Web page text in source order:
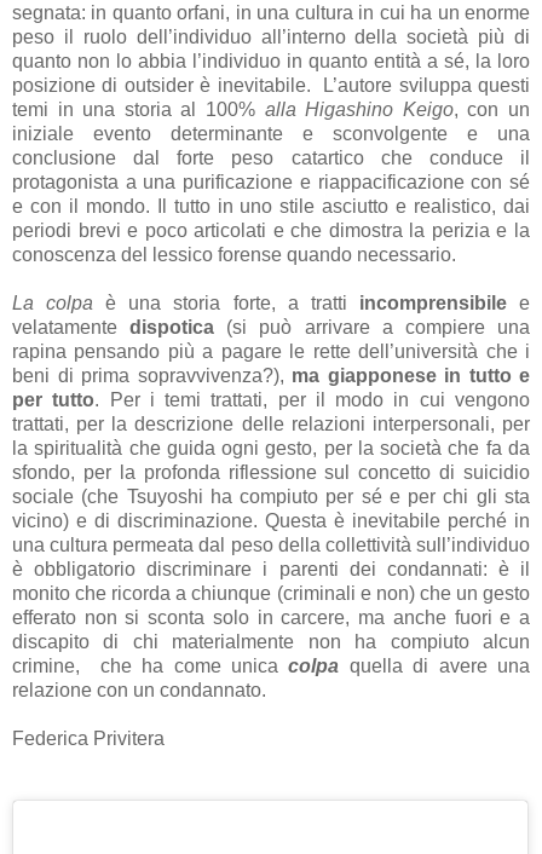
segnata: in quanto orfani, in una cultura in cui ha un enorme
peso il ruolo dell’individuo all’interno della società più di
quanto non lo abbia l’individuo in quanto entità a sé, la loro
posizione di outsider è inevitabile. L’autore sviluppa questi
temi in una storia al 100% alla Higashino Keigo, con un
iniziale evento determinante e sconvolgente e una
conclusione dal forte peso catartico che conduce il
protagonista a una purificazione e riappacificazione con sé
e con il mondo. Il tutto in uno stile asciutto e realistico, dai
periodi brevi e poco articolati e che dimostra la perizia e la
conoscenza del lessico forense quando necessario.
La colpa è una storia forte, a tratti incomprensibilee
velatamentedispotica (si può arrivare a compiere una
rapina pensando più a pagare le rette dell’università che i
beni di prima sopravvivenza?), ma giapponese in tutto e
per tutto. Per i temi trattati, per il modo in cui vengono
trattati, per la descrizione delle relazioni interpersonali, per
la spiritualità che guida ogni gesto, per la società che fa da
sfondo, per la profonda riflessione sul concetto di suicidio
sociale (che Tsuyoshi ha compiuto per sé e per chi gli sta
vicino) e di discriminazione. Questa è inevitabile perché in
una cultura permeata dal peso della collettività sull’individuo
è obbligatorio discriminare i parenti dei condannati: è il
monito che ricorda a chiunque (criminali e non) che un gesto
efferato non si sconta solo in carcere, ma anche fuori e a
discapito di chi materialmente non ha compiuto alcun
crimine, che ha come unicacolpa quella di avere una
relazione con un condannato.
Federica Privitera